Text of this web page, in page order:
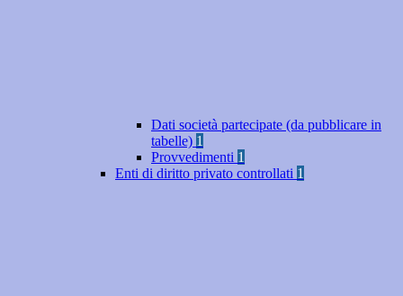
Dati società partecipate (da pubblicare in
tabelle) 1
Provvedimenti 1
Enti di diritto privato controllati 1